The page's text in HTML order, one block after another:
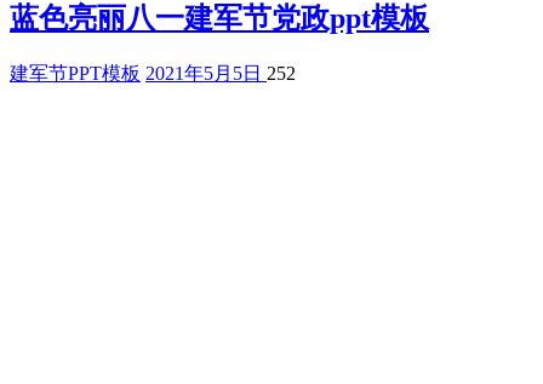
蓝色亮丽八一建军节党政ppt模板
建军节PPT模板 2021年5月5日 252